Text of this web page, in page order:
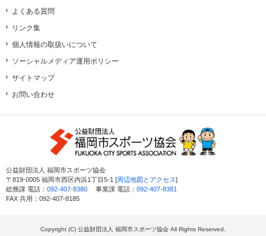
よくある質問
リンク集
個人情報の取扱いについて
ソーシャルメディア運用ポリシー
サイトマップ
お問い合わせ
公益財団法人 福岡市スポーツ協会
〒819-0005 福岡市西区内浜1丁目5-1 [周辺地図とアクセス]
総務課 電話： 092-407-8380 事業課 電話： 092-407-8381
FAX 共用：092-407-8185
Copyright (C) 公益財団法人 福岡市スポーツ協会 All Rights Reserved.